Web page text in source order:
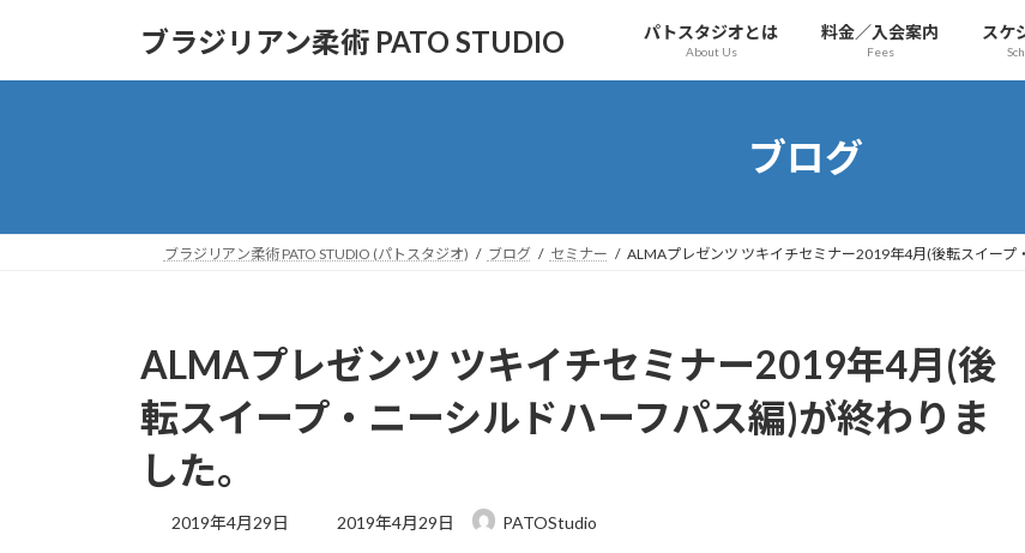
ブラジリアン柔術 PATO STUDIO パトスタジオとは
About Us
料金／入会案内
Fees
スケ
ブログ
ブラジリアン柔術 PATO STUDIO (パトスタジオ) ブログ セミナー ALMAプレゼンツ ツキイチセミナー2019年4月(後転スイープ
ALMAプレゼンツ ツキイチセミナー2019年4月(後
転スイープ・ニーシルドハーフパス編)が終わりま
した。
2019年4月29日
最
2019年4月29日 PATOStudio